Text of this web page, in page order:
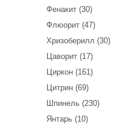
Фенакит (30)
Флюорит (47)
Хризоберилл (30)
Цаворит (17)
Циркон (161)
Цитрин (69)
Шпинель (230)
Янтарь (10)